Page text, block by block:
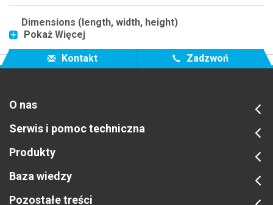
Dimensions (length, width, height)
Humidity
Image Contact During Measurements
Inter-Instrument Agreement
Pokaż Więcej
Kontakt Zadzwoń
O nas
Serwis i pomoc techniczna
Produkty
Baza wiedzy
Pozostałe treści